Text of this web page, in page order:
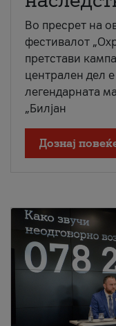
Во пресрет на
фестивалот
претстави
централен дел
легендарната
„Билјан
Дознај